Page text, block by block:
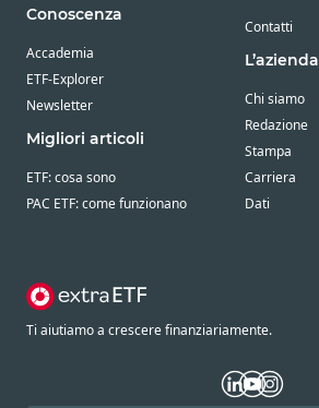
Conoscenza
Accademia
ETF-Explorer
Newsletter
Migliori articoli
ETF: cosa sono
PAC ETF: come funzionano
Contatti
L’azienda
Chi siamo
Redazione
Stampa
Carriera
Dati
Ti aiutiamo a crescere finanziariamente.